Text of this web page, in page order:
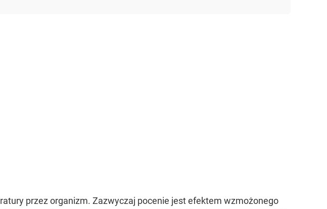
przez organizm. Zazwyczaj pocenie jest efektem wzmożonego